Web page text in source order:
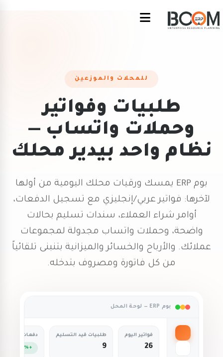
للمحلات والموزعين
طلبيات وفواتير
وحملات واتساب —
نظام واحد بيدير محلك
بوم ERP يمسك ورقيات محلك اليومية من أولها
لآخرها: فواتير عربي/إنجليزي مع تسجيل الدفعات،
أوامر شراء العملاء، سندات تسليم بحالات
واضحة، وحملات واتساب مجدولة لمجموعات
عملائك. والأرباح والخسائر والميزانية بتنبنى تلقائياً
من كل فاتورة ومصروف بتدخله.
بوم ERP — لوحة المحل
فواتير اليوم
26
طلبيات قيد التسليم
9
دفعات هذا
+12%